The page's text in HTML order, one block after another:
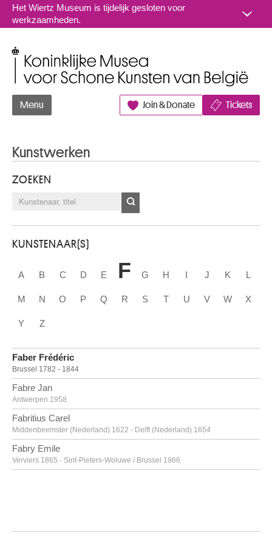
Naar inhoud
Het Wiertz Museum is tijdelijk gesloten voor
werkzaamheden.
Menu Join & Donate Tickets
Kunstwerken
ZOEKEN
KUNSTENAAR(S)
A B C D E F G H I J K L
M N O P Q R S T U V W X
Y Z
Faber Frédéric
Brussel 1782 - 1844
Fabre Jan
Antwerpen 1958
Fabritius Carel
Middenbeemster (Nederland) 1622 - Delft (Nederland) 1654
Fabry Emile
Verviers 1865 - Sint-Pieters-Woluwe / Brussel 1966